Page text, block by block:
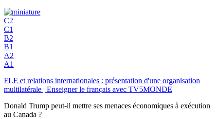
C2
C1
B2
B1
A2
A1
FLE et relations internationales : présentation d'une organisation
multilatérale | Enseigner le français avec TV5MONDE
Donald Trump peut-il mettre ses menaces économiques à exécution
au Canada ?